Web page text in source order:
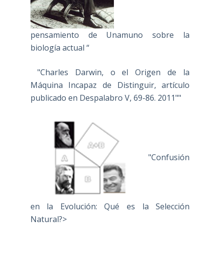
pensamiento de Unamuno sobre la
biología actual “
"Charles Darwin, o el Origen de la
Máquina Incapaz de Distinguir, artículo
publicado en Despalabro V, 69-86. 2011""
"Confusión
en la Evolución: Qué es la Selección
Natural?>